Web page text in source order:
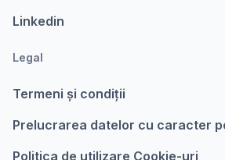
Linkedin
Legal
Termeni şi condiții
Prelucrarea datelor cu caracter
Politica de utilizare Cookie-uri